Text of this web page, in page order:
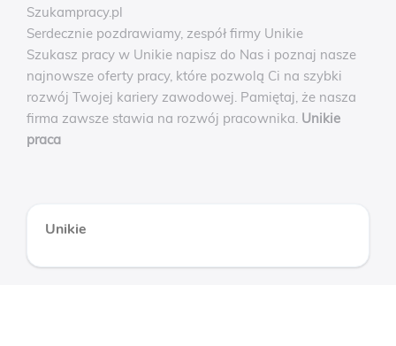
Szukampracy.pl
Serdecznie pozdrawiamy, zespół firmy Unikie
Szukasz pracy w Unikie napisz do Nas i poznaj nasze
najnowsze oferty pracy, które pozwolą Ci na szybki
rozwój Twojej kariery zawodowej. Pamiętaj, że nasza
firma zawsze stawia na rozwój pracownika. Unikie
praca
Unikie